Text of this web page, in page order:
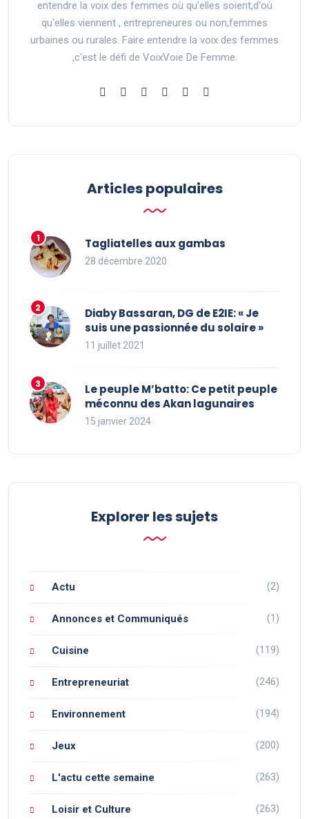
entendre la voix des femmes où qu'elles soient,d'où
qu'elles viennent , entrepreneures ou non,femmes
urbaines ou rurales. Faire entendre la voix des femmes
,c'est le défi de VoixVoie De Femme.
Articles populaires
Tagliatelles aux gambas
28 décembre 2020
Diaby Bassaran, DG de E2IE: « Je
suis une passionnée du solaire »
11 juillet 2021
Le peuple M’batto: Ce petit peuple
méconnu des Akan lagunaires
15 janvier 2024
Explorer les sujets
Actu (2)
Annonces et Communiqués (1)
Cuisine (119)
Entrepreneuriat (246)
Environnement (194)
Jeux (200)
L'actu cette semaine (263)
Loisir et Culture (263)